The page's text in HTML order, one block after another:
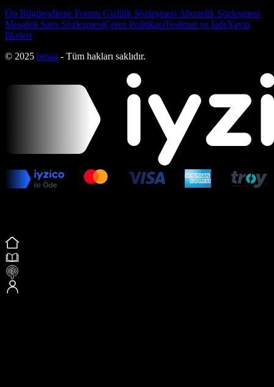
Ön Bilgilendirme Formu Gizlilik Sözleşmesi Abonelik Sözleşmesi
Mesafeli Satış SözleşmesiÇerez PolitikasıTeslimat ve İadeYayın
İlkeleri
© 2025 bmag - Tüm hakları saklıdır.